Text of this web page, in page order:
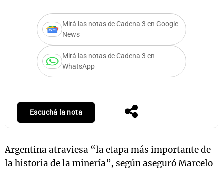
Mirá las notas de Cadena 3 en Google
News
Mirá las notas de Cadena 3 en
WhatsApp
Escuchá la nota
Argentina atraviesa “la etapa más importante de
la historia de la minería”, según aseguró Marcelo